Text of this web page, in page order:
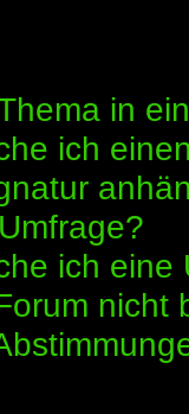
in
ich
ich eine
nicht